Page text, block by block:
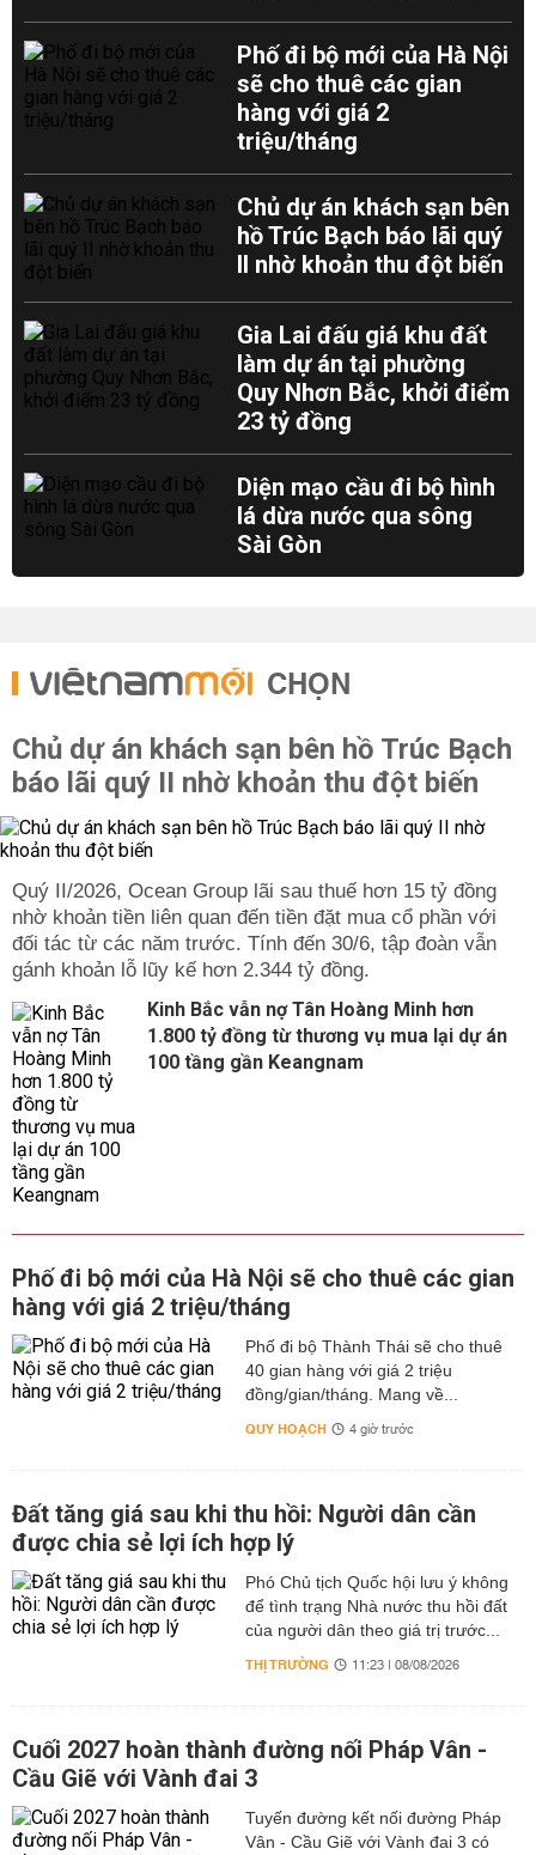
Phố đi bộ mới của Hà Nội
sẽ cho thuê các gian
hàng với giá 2
triệu/tháng
Chủ dự án khách sạn bên
hồ Trúc Bạch báo lãi quý
II nhờ khoản thu đột biến
Gia Lai đấu giá khu đất
làm dự án tại phường
Quy Nhơn Bắc, khởi điểm
23 tỷ đồng
Diện mạo cầu đi bộ hình
lá dừa nước qua sông
Sài Gòn
CHỌN
Chủ dự án khách sạn bên hồ Trúc Bạch
báo lãi quý II nhờ khoản thu đột biến
Quý II/2026, Ocean Group lãi sau thuế hơn 15 tỷ đồng
nhờ khoản tiền liên quan đến tiền đặt mua cổ phần với
đối tác từ các năm trước. Tính đến 30/6, tập đoàn vẫn
gánh khoản lỗ lũy kế hơn 2.344 tỷ đồng.
Kinh Bắc vẫn nợ Tân Hoàng Minh hơn
1.800 tỷ đồng từ thương vụ mua lại dự án
100 tầng gần Keangnam
Phố đi bộ mới của Hà Nội sẽ cho thuê các gian
hàng với giá 2 triệu/tháng
Phố đi bộ Thành Thái sẽ cho thuê
40 gian hàng với giá 2 triệu
đồng/gian/tháng. Mang về...
QUY HOẠCH 4 giờ trước
Đất tăng giá sau khi thu hồi: Người dân cần
được chia sẻ lợi ích hợp lý
Phó Chủ tịch Quốc hội lưu ý không
để tình trạng Nhà nước thu hồi đất
của người dân theo giá trị trước...
THỊ TRƯỜNG 11:23 | 08/08/2026
Cuối 2027 hoàn thành đường nối Pháp Vân -
Cầu Giẽ với Vành đai 3
Tuyến đường kết nối đường Pháp
Vân - Cầu Giẽ với Vành đai 3 có